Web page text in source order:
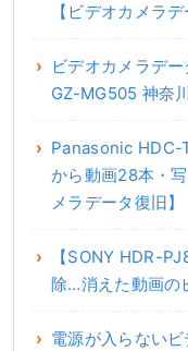
【ビデオカメラデ
ビデオカメラデ
GZ-MG505 神奈
Panasonic HDC-
から動画28本・
メラデータ復旧】
【SONY HDR-
除…消えた動画の
電源が入らない